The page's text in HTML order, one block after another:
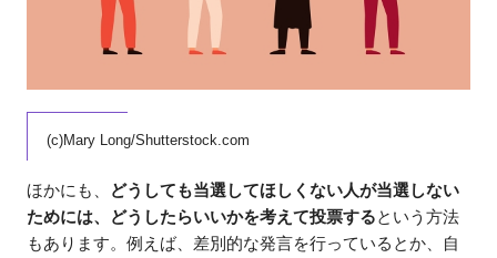
(c)Mary Long/Shutterstock.com
ほかにも、
どうしても当選してほしくない人が当選しない
ためには、どうしたらいいかを考えて投票するという方法
もあります。例えば、差別的な発言を行っているとか、自